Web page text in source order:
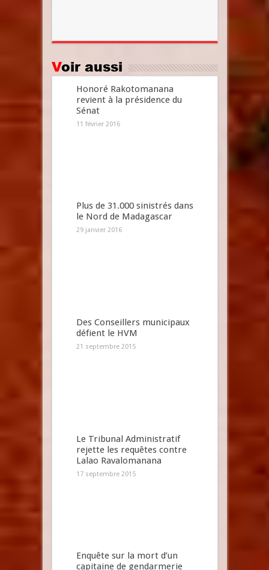
Voir aussi
Honoré Rakotomanana
revient à la présidence du
Sénat
11 février 2016
Plus de 31.000 sinistrés dans
le Nord de Madagascar
29 janvier 2016
Des Conseillers municipaux
défient le HVM
21 septembre 2015
Le Tribunal Administratif
rejette les requêtes contre
Lalao Ravalomanana
17 septembre 2015
Enquête sur la mort d’un
capitaine de gendarmerie